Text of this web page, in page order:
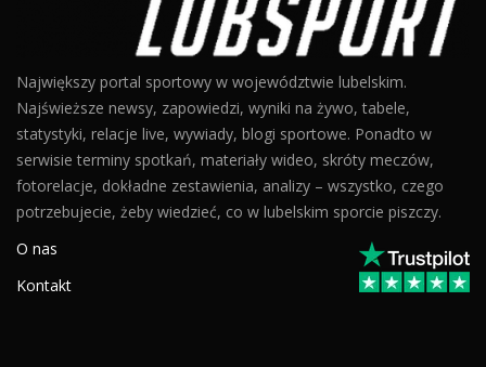
Największy portal sportowy w województwie lubelskim.
Najświeższe newsy, zapowiedzi, wyniki na żywo, tabele,
statystyki, relacje live, wywiady, blogi sportowe. Ponadto w
serwisie terminy spotkań, materiały wideo, skróty meczów,
fotorelacje, dokładne zestawienia, analizy – wszystko, czego
potrzebujecie, żeby wiedzieć, co w lubelskim sporcie piszczy.
O nas
Kontakt